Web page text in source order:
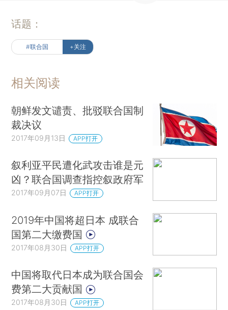
话题：
#联合国 +关注
相关阅读
朝鲜发文谴责、批驳联合国制
裁决议
2017年09月13日 APP打开
叙利亚平民遭化武攻击谁是元
凶？联合国调查指控叙政府军
2017年09月07日 APP打开
2019年中国将超日本 成联合
国第二大缴费国
2017年08月30日 APP打开
中国将取代日本成为联合国会
费第二大贡献国
2017年08月30日 APP打开